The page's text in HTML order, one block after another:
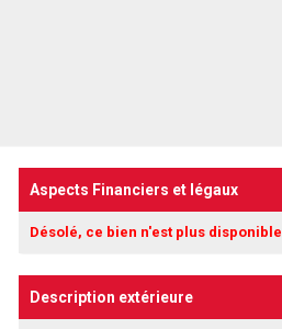
Aspects Financiers et légaux
Désolé, ce bien n'est plus disponible
Description extérieure